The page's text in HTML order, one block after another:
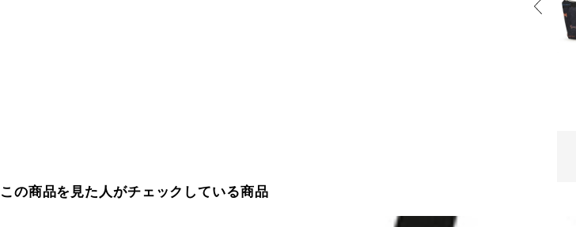
この商品を見た人がチェックしている商品